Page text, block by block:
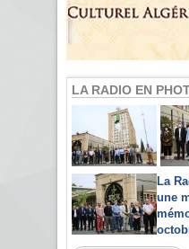
LA RADIO EN
La
une